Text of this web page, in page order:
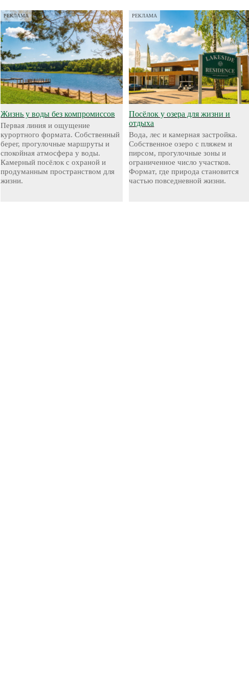
РЕКЛАМА
Жизнь у воды без компромиссов
Первая линия и ощущение
курортного формата. Собственный
берег, прогулочные маршруты и
спокойная атмосфера у воды.
Камерный посёлок с охраной и
продуманным пространством для
жизни.
РЕКЛАМА
Посёлок у озера для жизни и
отдыха
Вода, лес и камерная застройка.
Собственное озеро с пляжем и
пирсом, прогулочные зоны и
ограниченное число участков.
Формат, где природа становится
частью повседневной жизни.